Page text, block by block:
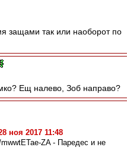
защами так или наоборот по
Ещ налево, Зоб направо?
ноя 2017 11:48
ZA - Паредес и не